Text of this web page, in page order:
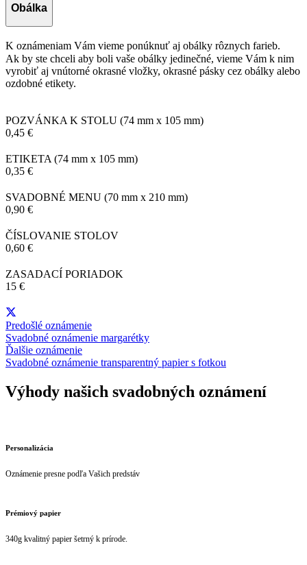
Obálka
K oznámeniam Vám vieme ponúknuť aj obálky rôznych farieb.
Ak by ste chceli aby boli vaše obálky jedinečné, vieme Vám k nim
vyrobiť aj vnútorné okrasné vložky, okrasné pásky cez obálky alebo
ozdobné etikety.
POZVÁNKA K STOLU (74 mm x 105 mm)
0,45 €
ETIKETA (74 mm x 105 mm)
0,35 €
SVADOBNÉ MENU (70 mm x 210 mm)
0,90 €
ČÍSLOVANIE STOLOV
0,60 €
ZASADACÍ PORIADOK
15 €
Predošlé oznámenie
Svadobné oznámenie margarétky
Ďalšie oznámenie
Svadobné oznámenie transparentný papier s fotkou
Výhody našich svadobných oznámení
Personalizácia
Oznámenie presne podľa Vašich predstáv
Prémiový papier
340g kvalitný papier šetrný k prírode.